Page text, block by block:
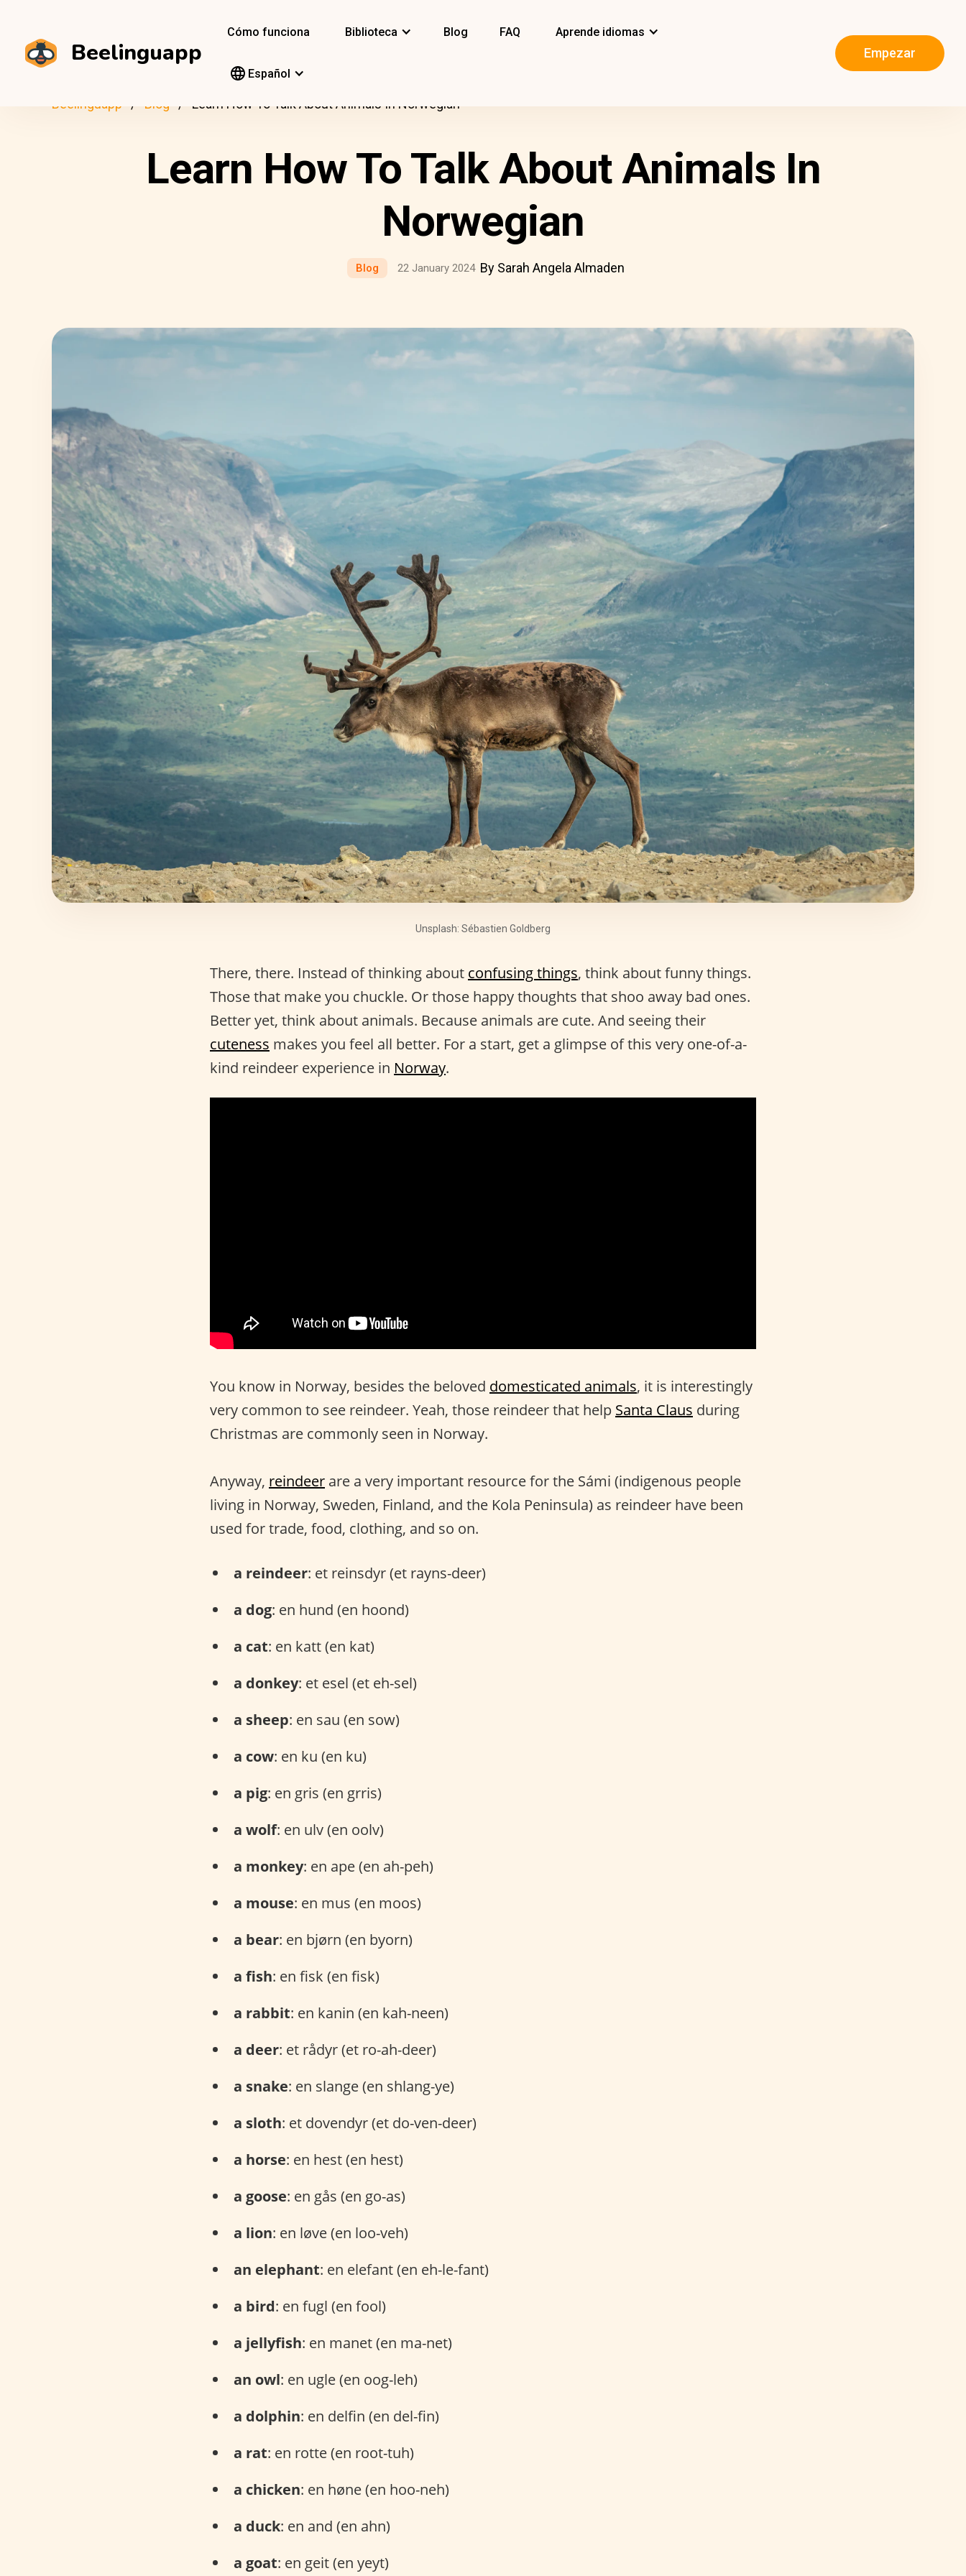
Beelinguapp
Cómo funciona Biblioteca Blog FAQ Aprende idiomas
Español
Empezar
Beelinguapp Blog Learn How To Talk About Animals In Norwegian
Learn How To Talk About Animals In
Norwegian
Blog 22 January 2024 By Sarah Angela Almaden
Unsplash: Sébastien Goldberg
There, there. Instead of thinking about confusing things, think about funny things.
Those that make you chuckle. Or those happy thoughts that shoo away bad ones.
Better yet, think about animals. Because animals are cute. And seeing their
cuteness makes you feel all better. For a start, get a glimpse of this very one-of-a-
kind reindeer experience in Norway.
You know in Norway, besides the beloved domesticated animals, it is interestingly
very common to see reindeer. Yeah, those reindeer that help Santa Claus during
Christmas are commonly seen in Norway.
Anyway, reindeer are a very important resource for the Sámi (indigenous people
living in Norway, Sweden, Finland, and the Kola Peninsula) as reindeer have been
used for trade, food, clothing, and so on.
a reindeer: et reinsdyr (et rayns-deer)
a dog: en hund (en hoond)
a cat: en katt (en kat)
a donkey: et esel (et eh-sel)
a sheep: en sau (en sow)
a cow: en ku (en ku)
a pig: en gris (en grris)
a wolf: en ulv (en oolv)
a monkey: en ape (en ah-peh)
a mouse: en mus (en moos)
a bear: en bjørn (en byorn)
a fish: en fisk (en fisk)
a rabbit: en kanin (en kah-neen)
a deer: et rådyr (et ro-ah-deer)
a snake: en slange (en shlang-ye)
a sloth: et dovendyr (et do-ven-deer)
a horse: en hest (en hest)
a goose: en gås (en go-as)
a lion: en løve (en loo-veh)
an elephant: en elefant (en eh-le-fant)
a bird: en fugl (en fool)
a jellyfish: en manet (en ma-net)
an owl: en ugle (en oog-leh)
a dolphin: en delfin (en del-fin)
a rat: en rotte (en root-tuh)
a chicken: en høne (en hoo-neh)
a duck: en and (en ahn)
a goat: en geit (en yeyt)